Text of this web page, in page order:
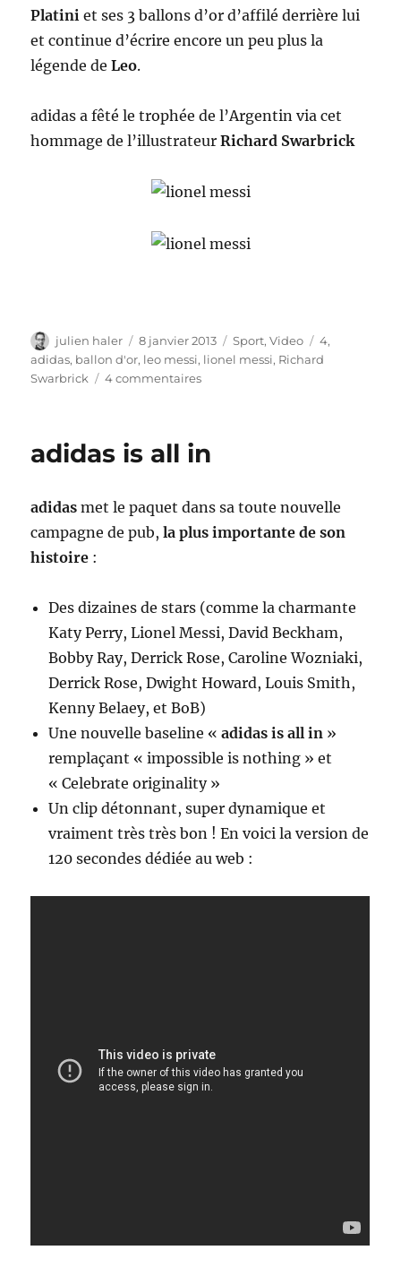
Platini et ses 3 ballons d’or d’affilé derrière lui
et continue d’écrire encore un peu plus la
légende deLeo.
adidas a fêté le trophée de l’Argentin via cet
hommage de l’illustrateurRichard Swarbrick
Auteur
julien haler
Publié
le
8 janvier 2013 Catégories
Sport,Video Étiquettes
4,
adidas, ballon d'or, leo messi, lionel messi, Richard
Swarbrick
4 commentairessur
pour
adidas is all in
adidasmet le paquet dans sa toute nouvelle
campagne de pub,la plus importante de son
histoire :
Des dizaines de stars (comme la charmante
Katy Perry, Lionel Messi, David Beckham,
Bobby Ray, Derrick Rose, Caroline Wozniaki,
Derrick Rose, Dwight Howard, Louis Smith,
Kenny Belaey, et BoB)
Une nouvelle baseline «adidas is all in »
remplaçant « impossible is nothing » et
« Celebrate originality »
Un clip détonnant, super dynamique et
vraiment très très bon ! En voici la version de
120 secondes dédiée au web :